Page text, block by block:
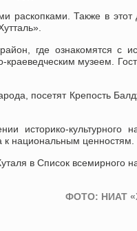
раскопками. Также в этот
где ознакомятся с
музеем.
посетят Крепость
историко-культурного
к национальным ценностям.
в Список всемирного
ФОТО: НИАТ